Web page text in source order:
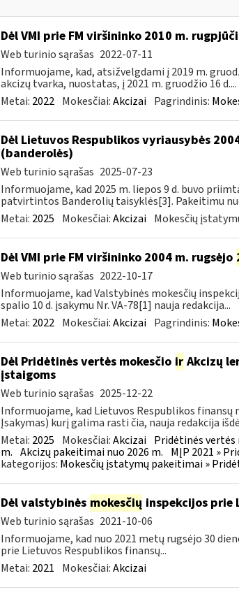
Dėl VMI prie FM viršininko 2010 m.
Web turinio sąrašas 2022-07-11
Informuojame, kad, atsižvelgdami į 2019 m.
akcizų tvarka, nuostatas, į 2021 m. gruodžio 16 d....
Metai: 2022 Mokesčiai:Akcizai Pagrindinis:
Dėl Lietuvos Respublikos vyriausybės
(banderolės)
Web turinio sąrašas 2025-07-23
Informuojame, kad 2025 m. liepos 9 d. buvo
patvirtintos Banderolių taisyklės[3]. Pakeitimu
Metai: 2025 Mokesčiai:Akcizai Mokesčių
Dėl VMI prie FM viršininko 2004 m. rugsėjo
Web turinio sąrašas 2022-10-17
Informuojame, kad Valstybinės mokesčių
spalio 10 d. įsakymu Nr. VA-78[1] nauja redakcija...
Metai: 2022 Mokesčiai:Akcizai Pagrindinis:
Dėl Pridėtinės vertės mokesčio irAkcizų
įstaigoms
Web turinio sąrašas 2025-12-22
Informuojame, kad Lietuvos Respublikos finansų
Įsakymas) kurį galima rasti čia, nauja redakcija
Metai: 2025 Mokesčiai:Akcizai Pridėtinės
m. Akcizų pakeitimai nuo 2026 m. MĮP 2021 »
kategorijos: Mokesčių įstatymų pakeitimai »
Dėl valstybinės mokesčių inspekcijos prie
Web turinio sąrašas 2021-10-06
Informuojame, kad nuo 2021 metų rugsėjo 30
prie Lietuvos Respublikos finansų...
Metai: 2021 Mokesčiai:Akcizai